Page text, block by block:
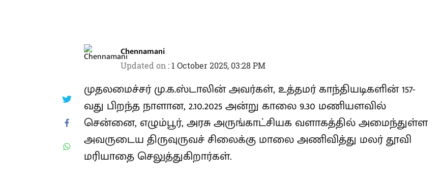
Chennamani
Updated on : 1 October 2025, 03:28 PM
முதலமைச்சர் மு.க.ஸ்டாலின் அவர்கள், உத்தமர் காந்தியடிகளின் 157-
வது பிறந்த நாளான, 2.10.2025 அன்று காலை 9.30 மணியளவில்
சென்னை, எழும்பூர், அரசு அருங்காட்சியக வளாகத்தில் அமைந்துள்ள
அவருடைய திருவுருவச் சிலைக்கு மாலை அணிவித்து மலர் தூவி
மரியாதை செலுத்துகிறார்கள்.